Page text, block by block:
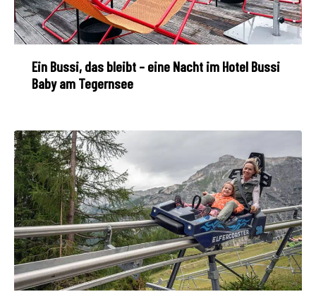
Ein Bussi, das bleibt – eine Nacht im Hotel Bussi
Baby am Tegernsee